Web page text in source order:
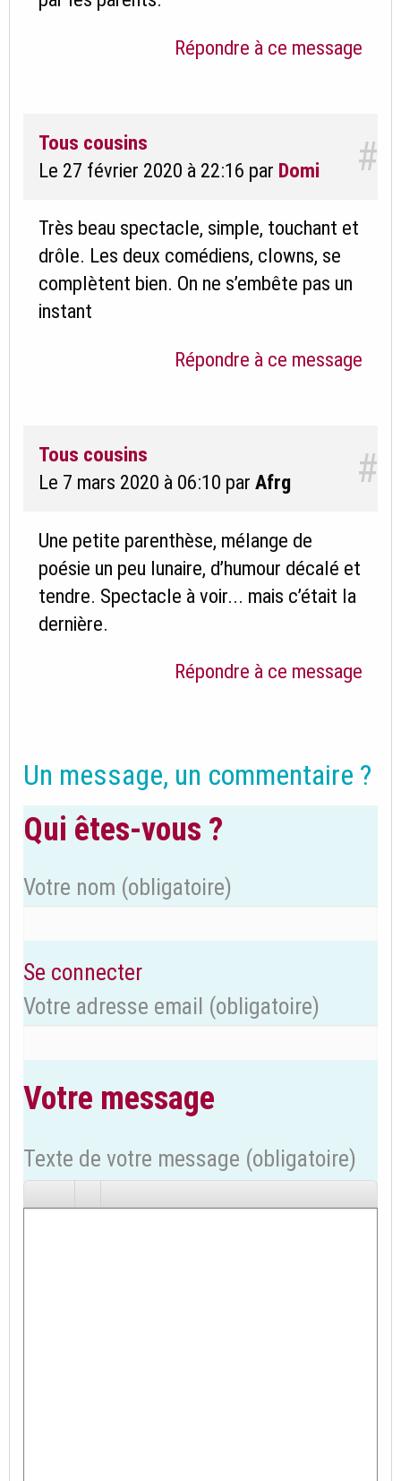
Répondre à ce message
#
Tous cousins
Le 27 février 2020 à 22:16 par Domi
Très beau spectacle, simple, touchant et
drôle. Les deux comédiens, clowns, se
complètent bien. On ne s’embête pas un
instant
Répondre à ce message
#
Tous cousins
Le 7 mars 2020 à 06:10 par Afrg
Une petite parenthèse, mélange de
poésie un peu lunaire, d’humour décalé et
tendre. Spectacle à voir... mais c’était la
dernière.
Répondre à ce message
Un message, un commentaire ?
Qui êtes-vous ?
Votre nom (obligatoire)
Se connecter
Votre adresse email (obligatoire)
Votre message
Texte de votre message (obligatoire)